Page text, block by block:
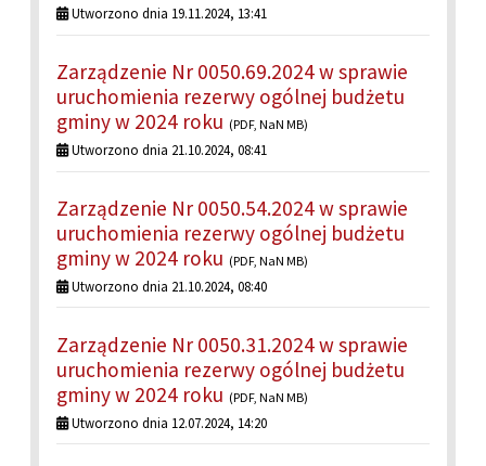
Utworzono dnia 19.11.2024, 13:41
Zarządzenie Nr 0050.69.2024 w sprawie
uruchomienia rezerwy ogólnej budżetu
gminy w 2024 roku (PDF, NaN MB)
Utworzono dnia 21.10.2024, 08:41
Zarządzenie Nr 0050.54.2024 w sprawie
uruchomienia rezerwy ogólnej budżetu
gminy w 2024 roku (PDF, NaN MB)
Utworzono dnia 21.10.2024, 08:40
Zarządzenie Nr 0050.31.2024 w sprawie
uruchomienia rezerwy ogólnej budżetu
gminy w 2024 roku (PDF, NaN MB)
Utworzono dnia 12.07.2024, 14:20